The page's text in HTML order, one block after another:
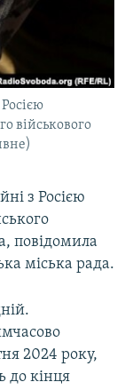
військового
з Росією
повідомила
міська рада.
2024 року,
до кінця